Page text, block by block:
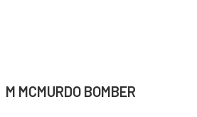
M MCMURDO BOMBER